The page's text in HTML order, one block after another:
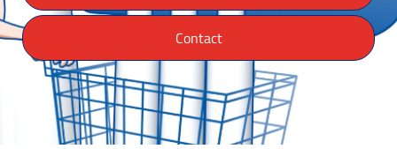
Contact